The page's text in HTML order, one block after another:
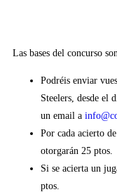
Las bases del concurso
Podréis enviar
Steelers, desde el
un email a
Por cada acierto
otorgarán 25 ptos.
Si se acierta un
ptos.